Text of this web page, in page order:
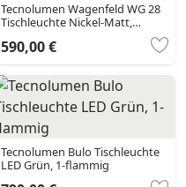
Tecnolumen Wagenfeld WG 28
Tischleuchte Nickel-Matt,
590,00 €
Tecnolumen Bulo Tischleuchte
LED Grün, 1-flammig